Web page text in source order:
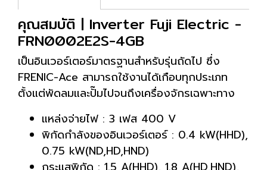
คุณสมบัติ | Inverter Fuji Electric -
FRN0002E2S-4GB
เป็นอินเวอร์เตอร์มาตรฐานสำหรับรุ่นถัดไป ซึ่ง
FRENIC-Ace สามารถใช้งานได้เกือบทุกประเภท
ตั้งแต่พัดลมและปั๊มไปจนถึงเครื่องจักรเฉพาะทาง
แหล่งจ่ายไฟ : 3 เฟส 400 V
พิกัดกำลังของอินเวอร์เตอร์ : 0.4 kW(HHD),
0.75 kW(ND,HD,HND)